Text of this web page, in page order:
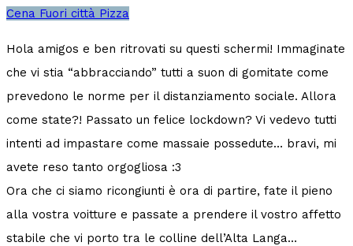
Cena Fuori città Pizza
Hola amigos e ben ritrovati su questi schermi! Immaginate
che vi stia “abbracciando” tutti a suon di gomitate come
prevedono le norme per il distanziamento sociale. Allora
come state?! Passato un felice lockdown? Vi vedevo tutti
intenti ad impastare come massaie possedute… bravi, mi
avete reso tanto orgogliosa :3
Ora che ci siamo ricongiunti è ora di partire, fate il pieno
alla vostra voitture e passate a prendere il vostro affetto
stabile che vi porto tra le colline dell’Alta Langa…